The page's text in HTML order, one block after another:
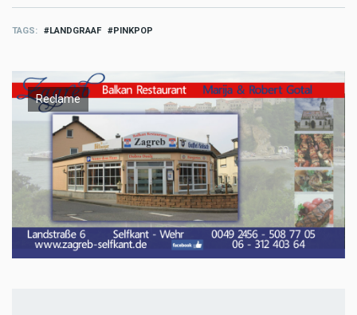
TAGS LANDGRAAF PINKPOP
Reclame